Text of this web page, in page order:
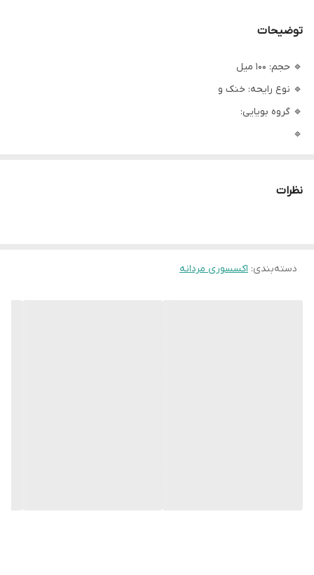
توضیحات
🔹 حجم: 100 میل
🔹 نوع رایحه: خنک و
🔹 گروه بویایی:
🔹
🔹 مناسب استفاده: روزمره، محل کار، قرارهای روزانه
نظرات
دسته‌بندی: اکسسوری مردانه